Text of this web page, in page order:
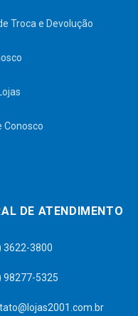
Troca e Devolução
Conosco
DE ATENDIMENTO
3622-3800
98277-5325